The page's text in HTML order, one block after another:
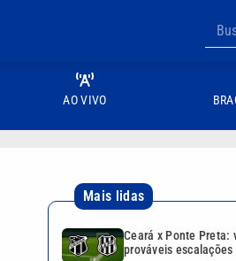
AO VIVO
Mais lidas
Ceará x Ponte Preta:
prováveis escalações